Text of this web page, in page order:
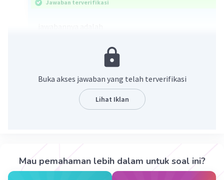
Jawaban terverifikasi
Vincent M Community Level 73
Buka akses jawaban yang telah terverifikasi
Lihat Iklan
Mau pemahaman lebih dalam untuk soal ini?